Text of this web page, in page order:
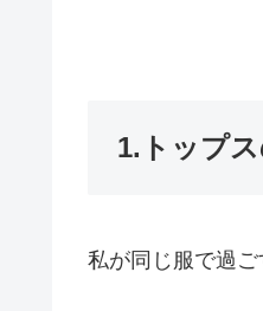
1.トップ
私が同じ服で過